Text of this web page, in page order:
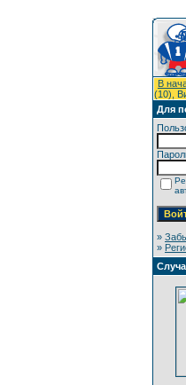
В
(10),
Для
»
»